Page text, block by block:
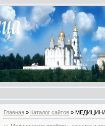
Главная » Каталог сайтов »